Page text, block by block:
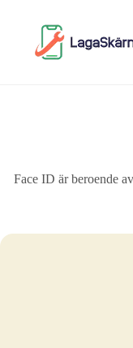
Face ID är beroende